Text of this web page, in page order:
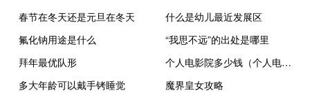
春节在冬天还是元旦在冬天
什么是幼儿最近发展区
氟化钠用途是什么
“我思不远”的出处是哪里
拜年最优队形
个人电影院多少钱（个人电影院）
多大年龄可以戴手铐睡觉
魔界皇女攻略